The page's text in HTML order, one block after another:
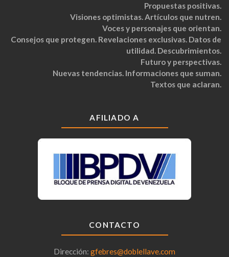
Propuestas positivas.
Visiones optimistas. Artículos que nutren.
Voces y personajes que orientan.
Consejos que protegen. Revelaciones exclusivas. Datos de
utilidad. Descubrimientos.
Futuro y perspectivas.
Nuevas tendencias. Informaciones que suman.
Textos que aclaran.
AFILIADO A
CONTACTO
Dirección: gfebres@doblellave.com